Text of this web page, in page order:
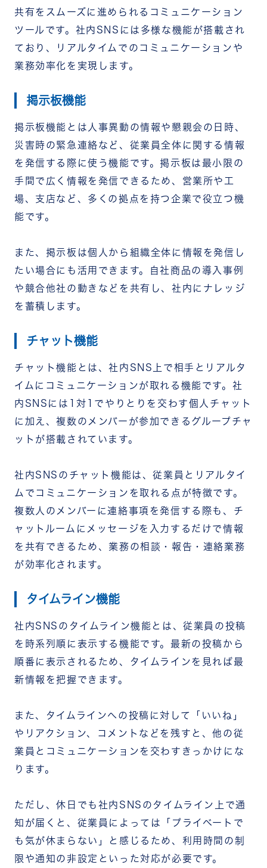
共有をスムーズに進められるコミュニケーション
ツールです。社内SNSには多様な機能が搭載され
ており、リアルタイムでのコミュニケーションや
業務効率化を実現します。
掲示板機能
掲示板機能とは人事異動の情報や懇親会の日時、
災害時の緊急連絡など、従業員全体に関する情報
を発信する際に使う機能です。掲示板は最小限の
手間で広く情報を発信できるため、営業所や工
場、支店など、多くの拠点を持つ企業で役立つ機
能です。
また、掲示板は個人から組織全体に情報を発信し
たい場合にも活用できます。自社商品の導入事例
や競合他社の動きなどを共有し、社内にナレッジ
を蓄積します。
チャット機能
チャット機能とは、社内SNS上で相手とリアルタ
イムにコミュニケーションが取れる機能です。社
内SNSには1対1でやりとりを交わす個人チャット
に加え、複数のメンバーが参加できるグループチャ
ットが搭載されています。
社内SNSのチャット機能は、従業員とリアルタイ
ムでコミュニケーションを取れる点が特徴です。
複数人のメンバーに連絡事項を発信する際も、チ
ャットルームにメッセージを入力するだけで情報
を共有できるため、業務の相談・報告・連絡業務
が効率化されます。
タイムライン機能
社内SNSのタイムライン機能とは、従業員の投稿
を時系列順に表示する機能です。最新の投稿から
順番に表示されるため、タイムラインを見れば最
新情報を把握できます。
また、タイムラインへの投稿に対して「いいね」
やリアクション、コメントなどを残すと、他の従
業員とコミュニケーションを交わすきっかけにな
ります。
ただし、休日でも社内SNSのタイムライン上で通
知が届くと、従業員によっては「プライベートで
も気が休まらない」と感じるため、利用時間の制
限や通知の非設定といった対応が必要です。